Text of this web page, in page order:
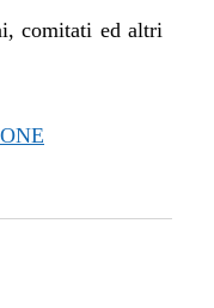
comitati ed altri